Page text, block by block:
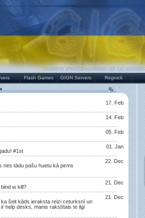
Flash Games GIGN Servers Regnick
17. Feb
14. Feb
05. Feb
#1st
01. Jan
nes tādu pašu huetu kā pirms
22. Dec
w kill?
21. Dec
ka šeit kāds ieraksta reizi ceturksnī un
help desks, manis rakstītais te ilgi
21. Dec